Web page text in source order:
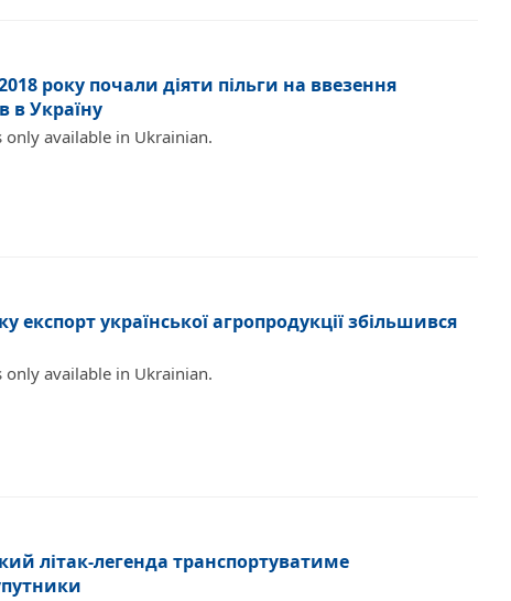
року почали діяти пільги на ввезення
в Україну
only available in Ukrainian.
експорт української агропродукції збільшився
only available in Ukrainian.
літак-легенда транспортуватиме